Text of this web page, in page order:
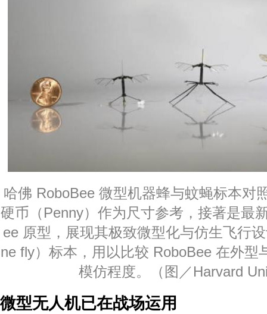
哈佛 RoboBee 微型机器蜂与蚊蝇标本对
硬币（Penny）作为尺寸参考，接著是最
ee 原型，展现其极致微型化与仿生飞行
ne fly）标本，用以比较 RoboBee 在外型
模仿程度。（图／Harvard
微型无人机已在战场运用